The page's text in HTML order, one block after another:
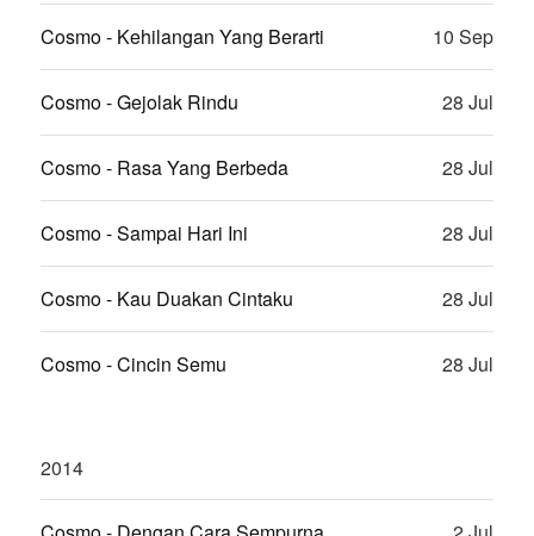
Cosmo - Kehilangan Yang Berarti 10 Sep
Cosmo - Gejolak Rindu 28 Jul
Cosmo - Rasa Yang Berbeda 28 Jul
Cosmo - Sampai Hari Ini 28 Jul
Cosmo - Kau Duakan Cintaku 28 Jul
Cosmo - Cincin Semu 28 Jul
2014